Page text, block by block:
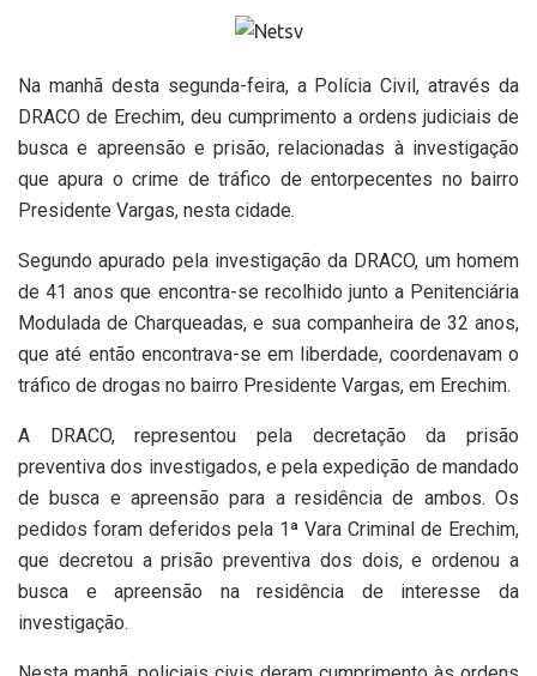
Na manhã desta segunda-feira, a Polícia Civil, através da
DRACO de Erechim, deu cumprimento a ordens judiciais de
busca e apreensão e prisão, relacionadas à investigação
que apura o crime de tráfico de entorpecentes no bairro
Presidente Vargas, nesta cidade.
Segundo apurado pela investigação da DRACO, um homem
de 41 anos que encontra-se recolhido junto a Penitenciária
Modulada de Charqueadas, e sua companheira de 32 anos,
que até então encontrava-se em liberdade, coordenavam o
tráfico de drogas no bairro Presidente Vargas, em Erechim.
A DRACO, representou pela decretação da prisão
preventiva dos investigados, e pela expedição de mandado
de busca e apreensão para a residência de ambos. Os
pedidos foram deferidos pela 1ª Vara Criminal de Erechim,
que decretou a prisão preventiva dos dois, e ordenou a
busca e apreensão na residência de interesse da
investigação.